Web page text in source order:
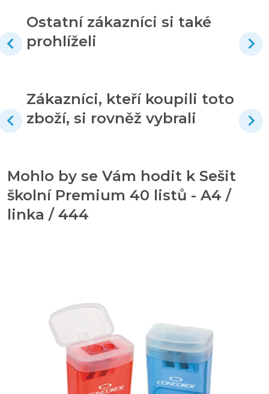
Ostatní zákazníci si také
prohlíželi
Zákazníci, kteří koupili toto
zboží, si rovněž vybrali
Mohlo by se Vám hodit k Sešit
školní Premium 40 listů - A4 /
linka / 444